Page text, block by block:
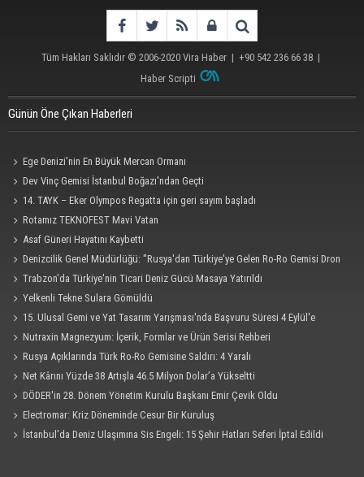
Tüm Hakları Saklıdır © 2006-2020 Vira Haber | +90 542 236 66 38 |
Haber Scripti
Günün Öne Çıkan Haberleri
Ege Denizi’nin En Büyük Mercan Ormanı
Dev Vinç Gemisi İstanbul Boğazı'ndan Geçti
14. TAYK – Eker Olympos Regatta için geri sayım başladı
Rotamız TEKNOFEST Mavi Vatan
Asaf Güneri Hayatını Kaybetti
Denizcilik Genel Müdürlüğü: "Rusya'dan Türkiye'ye Gelen Ro-Ro Gemisi Dron
Saldırısına Uğradı"
Trabzon'da Türkiye'nin Ticari Deniz Gücü Masaya Yatırıldı
Yelkenli Tekne Sulara Gömüldü
15. Ulusal Gemi ve Yat Tasarım Yarışması'nda Başvuru Süresi 4 Eylül'e
Uzatıldı
Nutraxin Magnezyum: İçerik, Formlar ve Ürün Serisi Rehberi
Rusya Açıklarında Türk Ro-Ro Gemisine Saldırı: 4 Yaralı
Net Kârını Yüzde 38 Artışla 46.5 Milyon Dolar’a Yükseltti
DÖDER'in 28. Dönem Yönetim Kurulu Başkanı Emir Çevik Oldu
Electromar: Kriz Döneminde Cesur Bir Kuruluş
İstanbul'da Deniz Ulaşımına Sis Engeli: 15 Şehir Hatları Seferi İptal Edildi